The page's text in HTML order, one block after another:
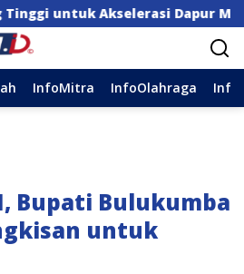
Akselerasi Dapur MBG
InfoMitra InfoOlahraga
Bupati Bulukumba
untuk